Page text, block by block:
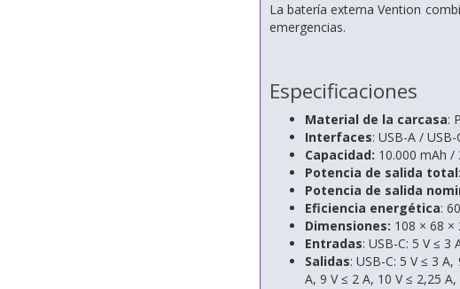
La batería externa Vention
emergencias.
Especificaciones
Material de la carcasa:
Interfaces: USB-A /
Capacidad: 10.000 mAh /
Potencia de salida total:
Potencia de salida
Eficiencia energética:
Dimensiones: 108 × 68 ×
Entradas: USB-C: 5 V ≤ 3
Salidas: USB-C: 5 V ≤ 3
A, 9 V ≤ 2 A, 10 V ≤ 2,25